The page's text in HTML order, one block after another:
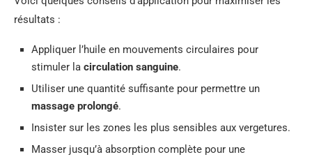
résultats :
Appliquer l’huile en mouvements circulaires pour
stimuler la circulation sanguine.
Utiliser une quantité suffisante pour permettre un
massage prolongé.
Insister sur les zones les plus sensibles aux vergetures.
Masser jusqu’à absorption complète pour une